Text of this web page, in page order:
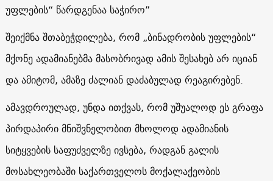
უფლების“ წარდგენაა საჭირო”
შეიქმნა შთაბეჭდილება, რომ „ბინადრობის უფლების“
მქონე ადამიანებმა მასობრივად ამის შესახებ არ იციან
და ამიტომ, ამაზე ძალიან დაძაბულად რეაგირებენ.
ამავდროულად, უნდა ითქვას, რომ უშუალოდ ეს გრაფა
პირდაპირი მნიშვნელობით მხოლოდ ადამიანის
სიტყვების საფუძველზე ივსება, რადგან გალის
მოსახლეობაში საქართველოს მოქალაქეობის